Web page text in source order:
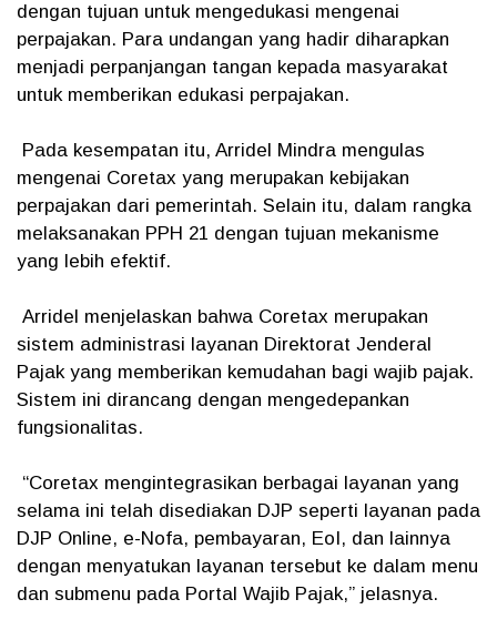
dengan tujuan untuk mengedukasi mengenai
perpajakan. Para undangan yang hadir diharapkan
menjadi perpanjangan tangan kepada masyarakat
untuk memberikan edukasi perpajakan.
Pada kesempatan itu, Arridel Mindra mengulas
mengenai Coretax yang merupakan kebijakan
perpajakan dari pemerintah. Selain itu, dalam rangka
melaksanakan PPH 21 dengan tujuan mekanisme
yang lebih efektif.
Arridel menjelaskan bahwa Coretax merupakan
sistem administrasi layanan Direktorat Jenderal
Pajak yang memberikan kemudahan bagi wajib pajak.
Sistem ini dirancang dengan mengedepankan
fungsionalitas.
“Coretax mengintegrasikan berbagai layanan yang
selama ini telah disediakan DJP seperti layanan pada
DJP Online, e-Nofa, pembayaran, EoI, dan lainnya
dengan menyatukan layanan tersebut ke dalam menu
dan submenu pada Portal Wajib Pajak,” jelasnya.